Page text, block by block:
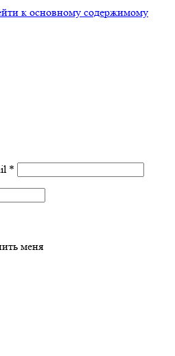
к основному содержимому
*
меня